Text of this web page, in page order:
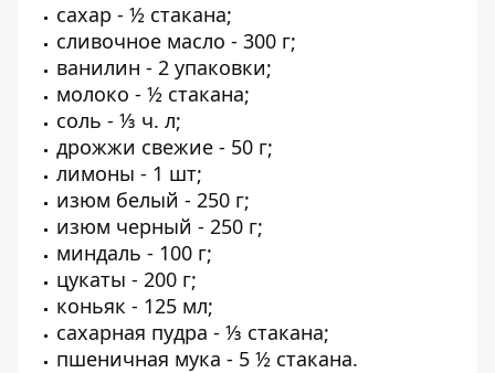
сахар - ½ стакана;
сливочное масло - 300 г;
ванилин - 2 упаковки;
молоко - ½ стакана;
соль - ⅓ ч. л;
дрожжи свежие - 50 г;
лимоны - 1 шт;
изюм белый - 250 г;
изюм черный - 250 г;
миндаль - 100 г;
цукаты - 200 г;
коньяк - 125 мл;
сахарная пудра - ⅓ стакана;
пшеничная мука - 5 ½ стакана.